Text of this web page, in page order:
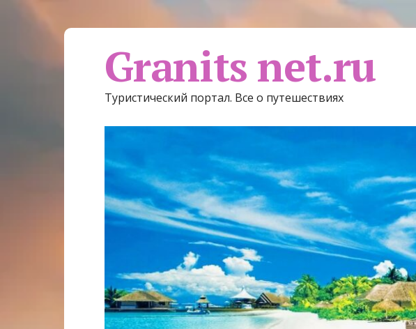
Granits net.ru
Туристический портал. Все о путешествиях